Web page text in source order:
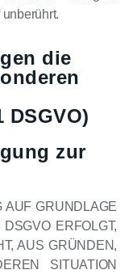
die
zur
AUF GRUNDLAGE
ERFOLGT,
AUS GRÜNDEN,
SITUATION